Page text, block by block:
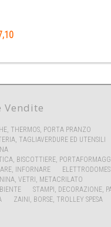
Vendite
THERMOS, PORTA PRANZO
TAGLIAVERDURE ED UTENSILI
BISCOTTIERE,
INFORNARE
VETRI, METACRILATO
STAMPI, DECORAZIONE,
ZAINI, BORSE, TROLLEY SPESA